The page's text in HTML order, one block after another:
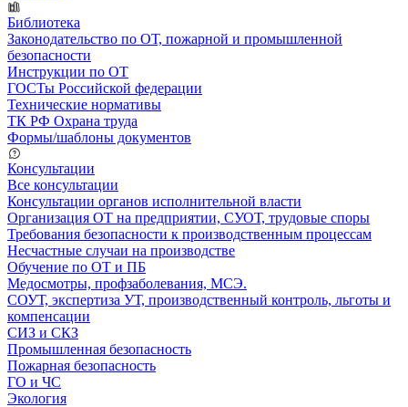
Библиотека
Законодательство по ОТ, пожарной и промышленной
безопасности
Инструкции по ОТ
ГОСТы Российской федерации
Технические нормативы
ТК РФ Охрана труда
Формы/шаблоны документов
Консультации
Все консультации
Консультации органов исполнительной власти
Организация ОТ на предприятии, СУОТ, трудовые споры
Требования безопасности к производственным процессам
Несчастные случаи на производстве
Обучение по ОТ и ПБ
Медосмотры, профзаболевания, МСЭ.
СОУТ, экспертиза УТ, производственный контроль, льготы и
компенсации
СИЗ и СКЗ
Промышленная безопасность
Пожарная безопасность
ГО и ЧС
Экология